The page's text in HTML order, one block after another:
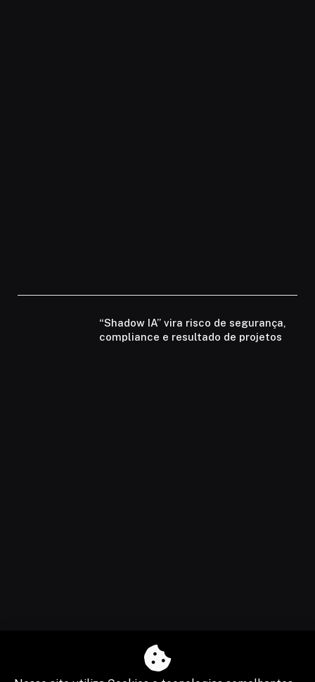
“Shadow IA” vira risco de segurança,
compliance e resultado de projetos